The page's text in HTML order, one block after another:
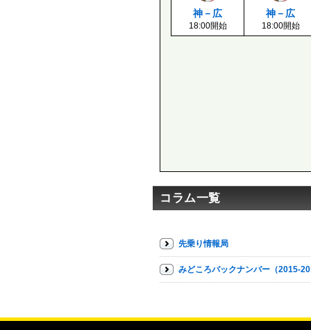
神－広
18:00開始
神－広
18:00開始
コラム一覧
先乗り情報局
みどころバックナンバー（2015-